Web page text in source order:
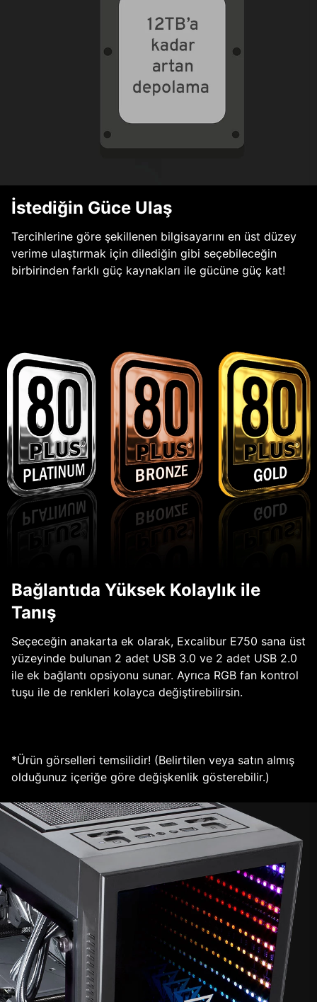
İstediğin Güce Ulaş
Tercihlerine göre şekillenen bilgisayarını en üst düzey
verime ulaştırmak için dilediğin gibi seçebileceğin
birbirinden farklı güç kaynakları ile gücüne güç kat!
Bağlantıda Yüksek Kolaylık ile
Tanış
Seçeceğin anakarta ek olarak, Excalibur E750 sana üst
yüzeyinde bulunan 2 adet USB 3.0 ve 2 adet USB 2.0
ile ek bağlantı opsiyonu sunar. Ayrıca RGB fan kontrol
tuşu ile de renkleri kolayca değiştirebilirsin.
*Ürün görselleri temsilidir! (Belirtilen veya satın almış
olduğunuz içeriğe göre değişkenlik gösterebilir.)